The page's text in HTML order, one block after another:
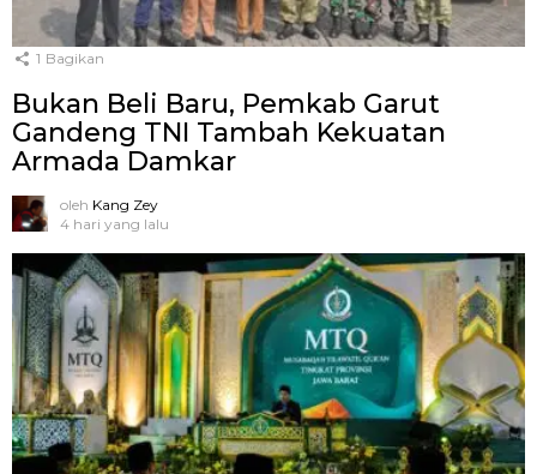
1 Bagikan
Bukan Beli Baru, Pemkab Garut
Gandeng TNI Tambah Kekuatan
Armada Damkar
oleh Kang Zey
4 hari yang lalu